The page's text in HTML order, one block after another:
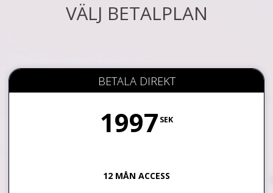
VÄLJ BETALPLAN
BETALA DIREKT
1997 SEK
12 MÅN ACCESS